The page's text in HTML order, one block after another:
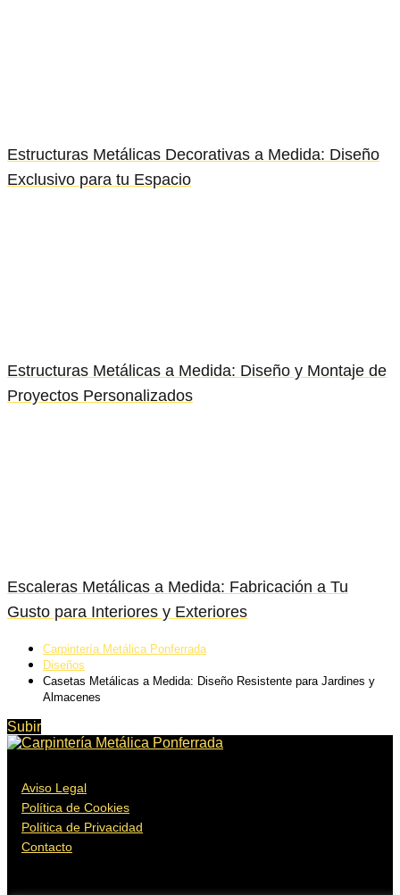
Estructuras Metálicas Decorativas a Medida: Diseño
Exclusivo para tu Espacio
Estructuras Metálicas a Medida: Diseño y Montaje de
Proyectos Personalizados
Escaleras Metálicas a Medida: Fabricación a Tu
Gusto para Interiores y Exteriores
Carpintería Metálica Ponferrada
Diseños
Casetas Metálicas a Medida: Diseño Resistente para Jardines y
Almacenes
Subir
Aviso Legal
Política de Cookies
Política de Privacidad
Contacto